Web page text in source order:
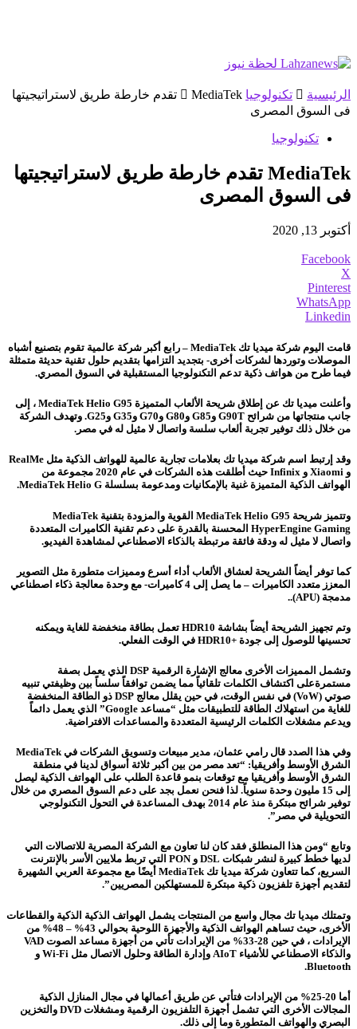
الرئيسية تكنولوجيا
MediaTek تقدم خارطة طريق لاستراتيجيتها
فى السوق المصرى
تكنولوجيا
MediaTek تقدم خارطة طريق لاستراتيجيتها
فى السوق المصرى
أكتوبر 13, 2020
Facebook
X
Pinterest
WhatsApp
Linkedin
قامت اليوم شركة ميديا تك MediaTek – رابع أكبر شركة عالمية تقوم بتصنيع أشباه
الموصلات وتوردها لشركات أخرى- بتجديد التزامها بتقديم حلول تقنية حديثة متمثلة
فيما طرح من هواتف ذكية تدعم التكنولوجيا المستقبلية في السوق المصري.
وأعلنت ميديا تك عن إطلاق شريحة الألعاب المتميزة MediaTek Helio G95 ، إلى
جانب منتجاتها من شرائح G90T وG85 وG80 وG70 وG35 وG25. وتهدف الشركة
من خلال ذلك توفير تجربة ألعاب سلسة واتصال لا مثيل له في مصر.
وقد إرتبط اسم شركة ميديا تك بعلامات تجارية عالمية للهواتف الذكية مثل RealMe
و Xiaomi و Infinix حيث أطلقت هذه الشركات في عام 2020 مجموعة من
الهواتف الذكية المتميزة غنية بالإمكانيات ومدعومة بسلسلة MediaTek Helio G.
وتتميز شريحة MediaTek Helio G95 القوية والمزودة بتقنية MediaTek
HyperEngine Gaming المحسنة بالقدرة على دعم تقنية الكاميرات المتعددة
واتصال لا مثيل له ودقة فائقة مرتبطة بالذكاء الاصطناعي لمشاهدة الفيديو.
كما توفر أيضاً الشريحة لعشاق الألعاب أداء أسرع ومميزات متطورة مثل التصوير
المعزز متعدد الكاميرات – ما يصل إلى 4 كاميرات- مع وحدة معالجة ذكاء اصطناعي
مدمجة (APU)..
وتم تجهيز الشريحة أيضاً بشاشة HDR10 تعمل بطاقة منخفضة للغاية ويمكنه
تحسينها للوصول إلى جودة +HDR10 في الوقت الفعلي.
وتشمل المميزات الأخرى معالج الإشارة الرقمية DSP الذي يعمل بصفة
مستمرةعلى اكتشاف الكلمات تلقائياً مما يضمن توافقاً سلساً بين وظيفتي تنبيه
صوتي (VoW) في نفس الوقت، في حين يقلل معالج DSP ذو الطاقة المنخفضة
للغاية من استهلاك الطاقة للتطبيقات مثل “مساعد Google” الذي يعمل دائماً
ويدعم مشغلات الكلمات الرئيسية المتعددة والمساعدات الافتراضية.
وفي هذا الصدد قال رامي عثمان، مدير مبيعات وتسويق الشركات في MediaTek
الشرق الأوسط وأفريقيا: “تعد مصر من بين أكبر ثلاثة أسواق لدينا في منطقة
الشرق الأوسط وأفريقيا مع توقعات بنمو قاعدة الطلب على الهواتف الذكية ليصل
إلى 15 مليون وحدة سنوياً. لذا فنحن نعمل بجد على دعم السوق المصري من خلال
توفير شرائح مبتكرة منذ عام 2014 بهدف المساعدة في التحول التكنولوجي
التحويلية في مصر”.
وتابع “ومن هذا المنطلق فقد كان لنا تعاون مع الشركة المصرية للاتصالات التي
لديها خطط كبيرة لنشر شبكات DSL و PON التي تربط ملايين الأسر بالإنترنت
السريع، كما تتعاون شركة ميديا تك MediaTek أيضًا مع مجموعة العربي الشهيرة
لتقديم أجهزة تلفزيون ذكية مبتكرة للمستهلكين المصريين”.
وتمتلك ميديا تك مجال واسع من المنتجات يشمل الهواتف الذكية الذكية والقطاعات
الأخرى، حيث تساهم الهواتف الذكية والأجهزة اللوحية بحوالي 43% – 48% من
الإيرادات ، في حين 28-33% من الإيرادات تأتي من أجهزة مساعد الصوت VAD
والذكاء الاصطناعي للأشياء AIoT وإدارة الطاقة وحلول الاتصال مثل Wi-Fi و
Bluetooth.
أما 20-25% من الإيرادات فتأتي عن طريق أعمالها في مجال المنازل الذكية
المجالات الأخرى التي تشمل أجهزة التلفزيون الرقمية ومشغلات DVD والتخزين
البصري والهواتف المتطورة وما إلى ذلك.